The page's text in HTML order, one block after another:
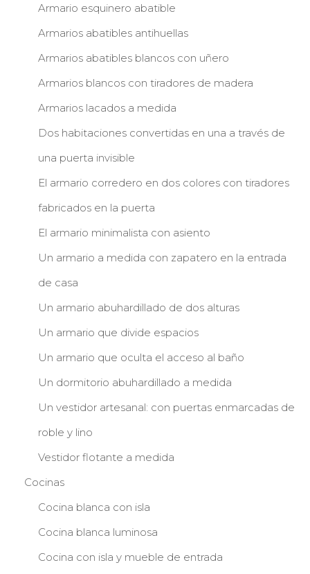
Armario esquinero abatible
Armarios abatibles antihuellas
Armarios abatibles blancos con uñero
Armarios blancos con tiradores de madera
Armarios lacados a medida
Dos habitaciones convertidas en una a través de
una puerta invisible
El armario corredero en dos colores con tiradores
fabricados en la puerta
El armario minimalista con asiento
Un armario a medida con zapatero en la entrada
de casa
Un armario abuhardillado de dos alturas
Un armario que divide espacios
Un armario que oculta el acceso al baño
Un dormitorio abuhardillado a medida
Un vestidor artesanal: con puertas enmarcadas de
roble y lino
Vestidor flotante a medida
Cocinas
Cocina blanca con isla
Cocina blanca luminosa
Cocina con isla y mueble de entrada